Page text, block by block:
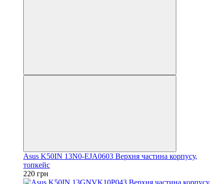
Asus K50IN 13N0-EJA0603 Верхня частина корпусу,
топкейс
220 грн